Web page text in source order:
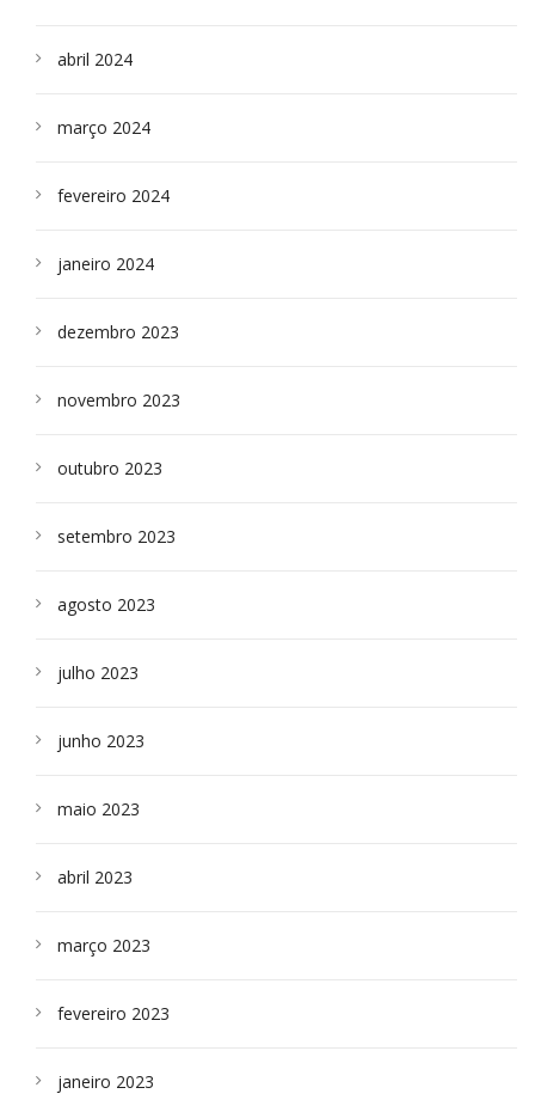
abril 2024
março 2024
fevereiro 2024
janeiro 2024
dezembro 2023
novembro 2023
outubro 2023
setembro 2023
agosto 2023
julho 2023
junho 2023
maio 2023
abril 2023
março 2023
fevereiro 2023
janeiro 2023